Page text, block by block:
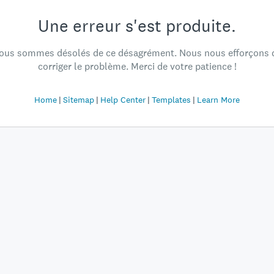
Une erreur s'est produite.
sommes désolés de ce désagrément. Nous nous efforçons
corriger le problème. Merci de votre patience !
Home Sitemap Help Center Templates Learn More